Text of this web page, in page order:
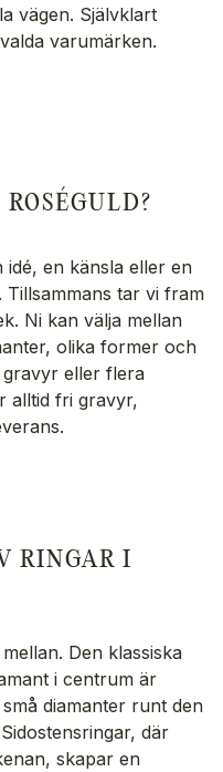
vägen. Självklart
varumärken.
idé, en känsla eller en
tar vi fram
Ni kan välja mellan
olika former och
gravyr eller flera
alltid fri gravyr,
RINGAR I
Den klassiska
i centrum är
diamanter runt den
där
skapar en